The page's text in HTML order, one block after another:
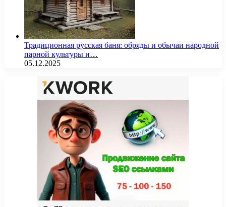
Традиционная русская баня: обряды и обычаи народной
парной культуры и…
05.12.2025